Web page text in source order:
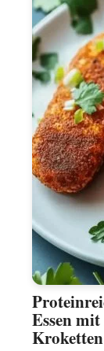
Essen
Kroketten